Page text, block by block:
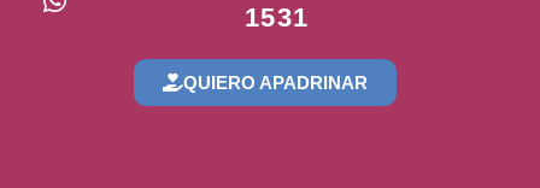
1531
QUIERO APADRINAR